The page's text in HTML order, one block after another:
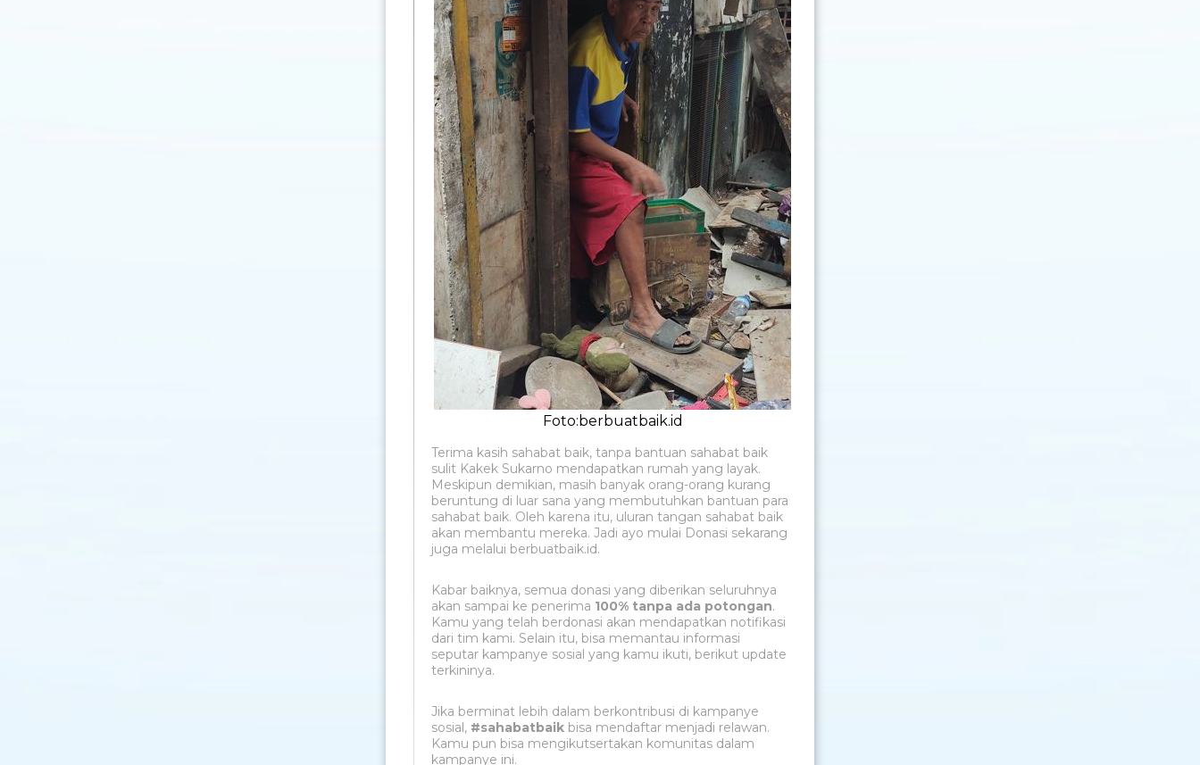
Foto:berbuatbaik.id
Terima kasih sahabat baik, tanpa bantuan sahabat baik
sulit Kakek Sukarno mendapatkan rumah yang layak.
Meskipun demikian, masih banyak orang-orang kurang
beruntung di luar sana yang membutuhkan bantuan para
sahabat baik. Oleh karena itu, uluran tangan sahabat baik
akan membantu mereka. Jadi ayo mulai Donasi sekarang
juga melalui berbuatbaik.id.
Kabar baiknya, semua donasi yang diberikan seluruhnya
akan sampai ke penerima 100% tanpa ada potongan.
Kamu yang telah berdonasi akan mendapatkan notifikasi
dari tim kami. Selain itu, bisa memantau informasi
seputar kampanye sosial yang kamu ikuti, berikut update
terkininya.
Jika berminat lebih dalam berkontribusi di kampanye
sosial, #sahabatbaik bisa mendaftar menjadi relawan.
Kamu pun bisa mengikutsertakan komunitas dalam
kampanye ini.